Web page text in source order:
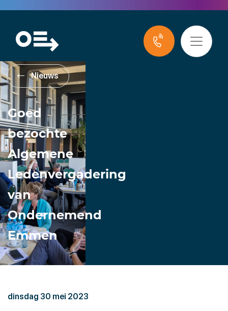
Nieuws
Goed
bezochte
Algemene
Ledenvergadering
van
Ondernemend
Emmen
dinsdag 30 mei 2023